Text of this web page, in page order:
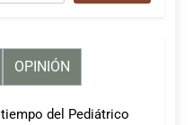
OPINIÓN
del Pediátrico